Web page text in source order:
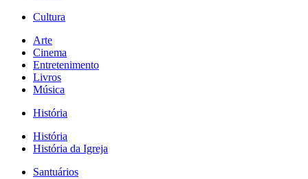
Cultura
Arte
Cinema
Entretenimento
Livros
Música
História
História
História da Igreja
Santuários